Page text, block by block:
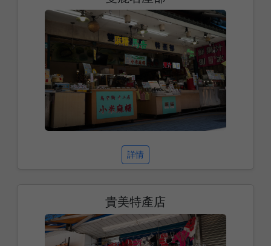
詳情
貴美特產店